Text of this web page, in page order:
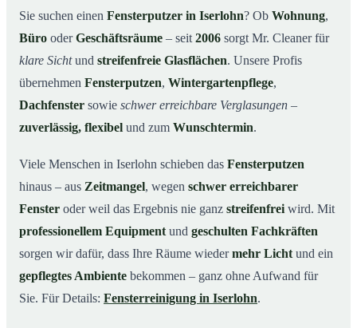
03Unsere Leistungen im Überblick
04Warum Mr. Cleaner in Iserlohn?
05So funktioniert’s
07Jetzt kostenloses Angebot einholen
im Einsatz
Sie suchen einen Fensterputzer in Iserlohn? Ob Wohnung,
Büro oderGeschäftsräume – seit 2006 sorgt Mr. Cleaner für
klare Sichtund streifenfreie Glasflächen. Unsere Profis
übernehmen Fensterputzen, Wintergartenpflege,
Dachfenster sowie schwer erreichbare Verglasungen –
zuverlässig, flexibel und zum Wunschtermin.
Viele Menschen in Iserlohn schieben das Fensterputzen
hinaus – aus Zeitmangel, wegen schwer erreichbarer
Fenster oder weil das Ergebnis nie ganz streifenfrei wird. Mit
professionellem Equipment und geschulten Fachkräften
sorgen wir dafür, dass Ihre Räume wiedermehr Licht und ein
gepflegtes Ambiente bekommen – ganz ohne Aufwand für
Sie. Für Details: Fensterreinigung in Iserlohn.